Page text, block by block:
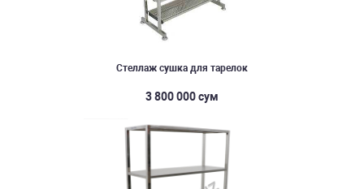
Стеллаж сушка для тарелок
3 800 000 сум